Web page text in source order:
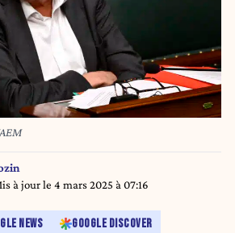
à jour le 4 mars 2025 à 07:16
NEWS GOOGLE DISCOVER